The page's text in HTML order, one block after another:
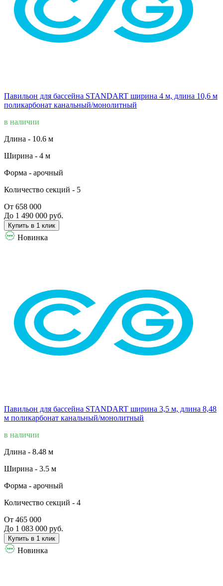
Павильон для бассейна STANDART ширина 4 м, длина 10,6 м
поликарбонат канальный/монолитный
в наличии
Длина - 10.6 м
Ширина - 4 м
Форма - арочный
Количество секций - 5
От 658 000
До 1 490 000 руб.
Купить в 1 клик
Новинка
Павильон для бассейна STANDART ширина 3,5 м, длина 8,48
м поликарбонат канальный/монолитный
в наличии
Длина - 8.48 м
Ширина - 3.5 м
Форма - арочный
Количество секций - 4
От 465 000
До 1 083 000 руб.
Купить в 1 клик
Новинка